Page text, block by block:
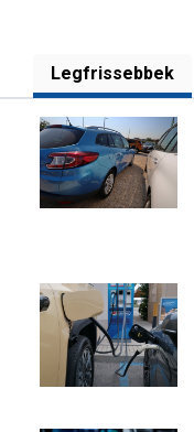
Legfrissebbek